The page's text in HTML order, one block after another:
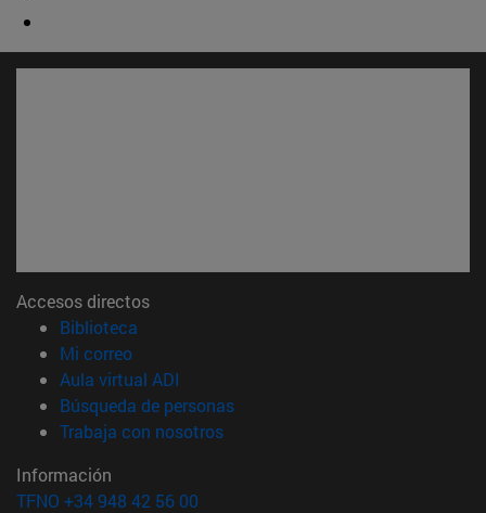
Accesos directos
Biblioteca
Mi correo(abre en nueva ventana)
Aula virtual ADI
Búsqueda de personas(abre en nueva ventana)
Trabaja con nosotros(abre en nueva ventana)
Información
TFNO +34 948 42 56 00